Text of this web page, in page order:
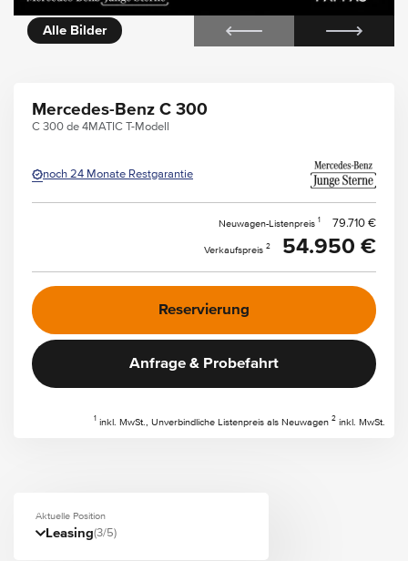
Alle Bilder
Mercedes-Benz C 300
C 300 de 4MATIC T-Modell
noch 24 Monate Restgarantie
Neuwagen-Listenpreis 1 79.710 €
Verkaufspreis 2 54.950 €
Reservierung
Anfrage & Probefahrt
1 inkl. MwSt., Unverbindliche Listenpreis als Neuwagen 2 inkl. MwSt.
Aktuelle Position
Leasing(3/5)